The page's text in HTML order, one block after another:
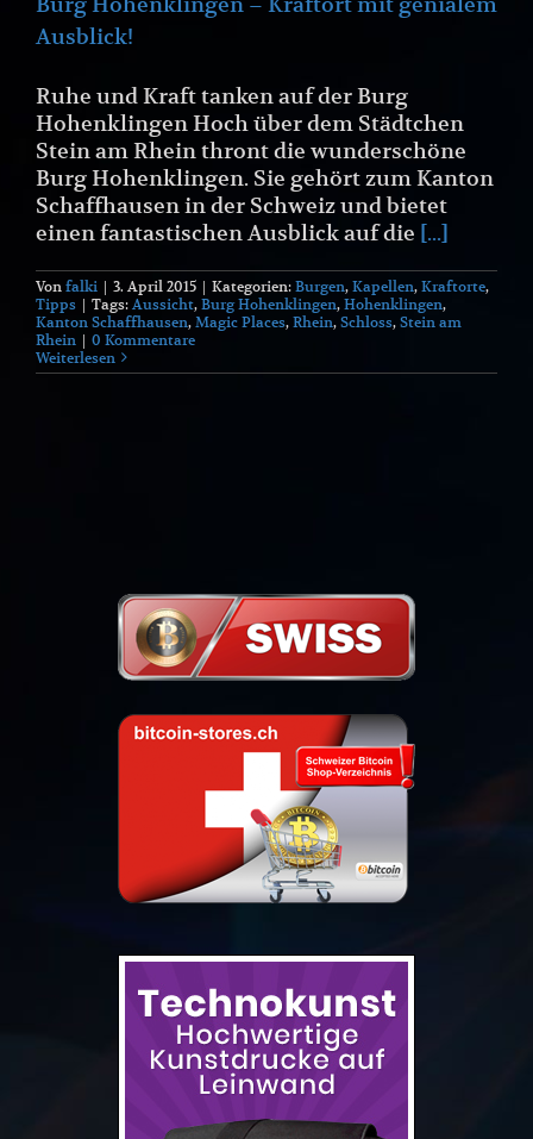
Ausblick!
Ruhe und Kraft tanken auf der Burg
Hohenklingen Hoch über dem Städtchen
Stein am Rhein thront die wunderschöne
Burg Hohenklingen. Sie gehört zum Kanton
Schaffhausen in der Schweiz und bietet
einen fantastischen Ausblick auf die [...]
Von falki | 3. April 2015 | Kategorien: Burgen, Kapellen, Kraftorte,
Tipps | Tags: Aussicht, Burg Hohenklingen, Hohenklingen,
Kanton Schaffhausen, Magic Places, Rhein, Schloss, Stein am
Rhein | 0 Kommentare
Weiterlesen